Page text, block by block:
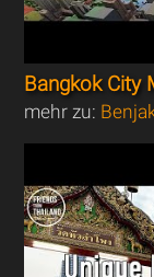
Bangkok City
mehr zu: